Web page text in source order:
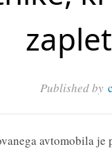
Published by
avtomobila